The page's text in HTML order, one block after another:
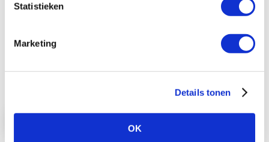
Statistieken
Marketing
Details tonen
OK
mid-range en high-end printers (220mm x
Zwart monochroom resin printlint voor de
mid-range en high-end Zebra labelprinters ...